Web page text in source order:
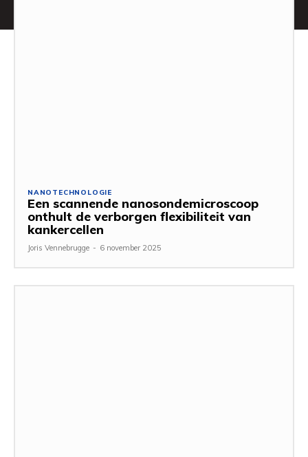
NANOTECHNOLOGIE
Een scannende nanosondemicroscoop
onthult de verborgen flexibiliteit van
kankercellen
Joris Vennebrugge - 6 november 2025